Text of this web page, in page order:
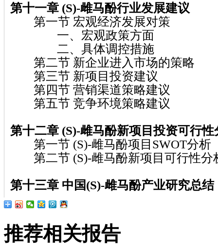
第十一章 (S)-雌马酚行业发展建议
第一节 宏观经济发展对策
一、宏观政策方面
二、具体调控措施
第二节 新企业进入市场的策略
第三节 新项目投资建议
第四节 营销渠道策略建议
第五节 竞争环境策略建议
第十二章 (S)-雌马酚新项目投资可行性
第一节 (S)-雌马酚项目SWOT分析
第二节 (S)-雌马酚新项目可行性分
第十三章 中国(S)-雌马酚产业研究总结
推荐相关报告